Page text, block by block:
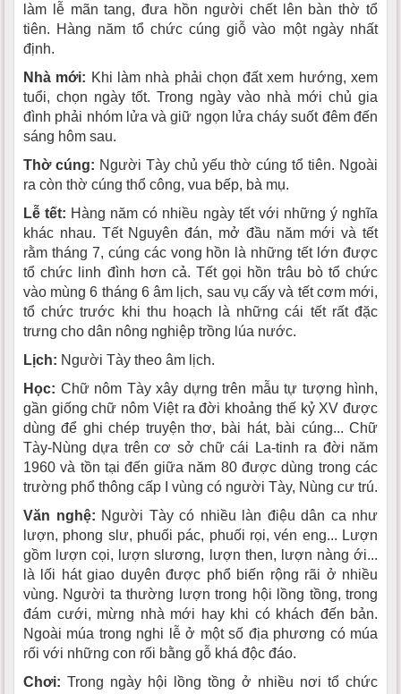
làm lễ mãn tang, đưa hồn người chết lên bàn thờ tổ
tiên. Hàng năm tổ chức cúng giỗ vào một ngày nhất
định.
Nhà mới: Khi làm nhà phải chọn đất xem hướng, xem
tuổi, chọn ngày tốt. Trong ngày vào nhà mới chủ gia
đình phải nhóm lửa và giữ ngọn lửa cháy suốt đêm đến
sáng hôm sau.
Thờ cúng: Người Tày chủ yếu thờ cúng tổ tiên. Ngoài
ra còn thờ cúng thổ công, vua bếp, bà mụ.
Lễ tết: Hàng năm có nhiều ngày tết với những ý nghĩa
khác nhau. Tết Nguyên đán, mở đầu năm mới và tết
rằm tháng 7, cúng các vong hồn là những tết lớn được
tổ chức linh đình hơn cả. Tết gọi hồn trâu bò tổ chức
vào mùng 6 tháng 6 âm lịch, sau vụ cấy và tết cơm mới,
tổ chức trước khi thu hoạch là những cái tết rất đặc
trưng cho dân nông nghiệp trồng lúa nước.
Lịch: Người Tày theo âm lịch.
Học: Chữ nôm Tày xây dựng trên mẫu tự tượng hình,
gần giống chữ nôm Việt ra đời khoảng thế kỷ XV được
dùng để ghi chép truyện thơ, bài hát, bài cúng... Chữ
Tày-Nùng dựa trên cơ sở chữ cái La-tinh ra đời năm
1960 và tồn tại đến giữa năm 80 được dùng trong các
trường phổ thông cấp I vùng có người Tày, Nùng cư trú.
Văn nghệ: Người Tày có nhiều làn điệu dân ca như
lượn, phong slư, phuối pác, phuối rọi, vén eng... Lượn
gồm lượn cọi, lượn slương, lượn then, lượn nàng ới...
là lối hát giao duyên được phổ biến rộng rãi ở nhiều
vùng. Người ta thường lượn trong hội lồng tồng, trong
đám cưới, mừng nhà mới hay khi có khách đến bản.
Ngoài múa trong nghi lễ ở một số địa phương có múa
rối với những con rối bằng gỗ khá độc đáo.
Chơi: Trong ngày hội lồng tồng ở nhiều nơi tổ chức